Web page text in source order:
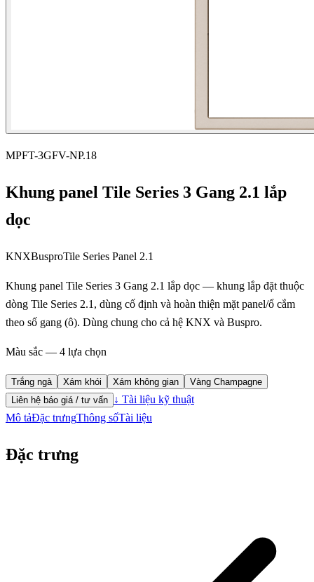
MPFT-3GFV-NP.18
Khung panel Tile Series 3 Gang 2.1 lắp
dọc
KNXBusproTile Series Panel 2.1
Khung panel Tile Series 3 Gang 2.1 lắp dọc — khung lắp đặt thuộc
dòng Tile Series 2.1, dùng cố định và hoàn thiện mặt panel/ổ cắm
theo số gang (ô). Dùng chung cho cả hệ KNX và Buspro.
Màu sắc — 4 lựa chọn
Trắng ngà Xám khói Xám không gian
Vàng Champagne
Liên hệ báo giá / tư vấn
↓ Tài liệu kỹ thuật
Mô tảĐặc trưngThông sốTài liệu
Đặc trưng